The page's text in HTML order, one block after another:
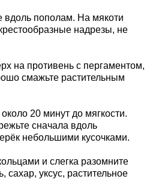
вдоль пополам. На мякоти
надрезы, не
на противень с пергаментом,
смажьте растительным
20 минут до мягкости.
сначала вдоль
небольшими кусочками.
и слегка разомните
сахар, уксус, растительное